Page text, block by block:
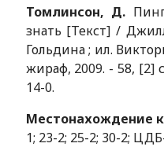
Томлинсон, Д.
знать [Текст] /
Гольдина ; ил.
жираф, 2009. - 58, [2]
14-0.
Местонахождение
1; 23-2; 25-2; 30-2;